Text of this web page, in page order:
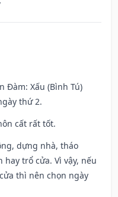
Đàm: Xấu (Bình Tú)
thứ 2.
cất rất tốt.
dựng nhà, tháo
trổ cửa. Vì vậy, nếu
thì nên chọn ngày